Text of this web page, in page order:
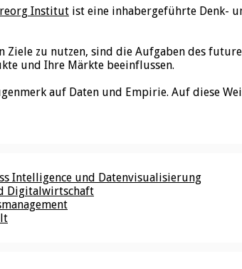
Institut ist eine inhabergeführte Denk-
Ziele zu nutzen, sind die Aufgaben des
und Ihre Märkte beeinflussen.
auf Daten und Empirie. Auf diese
Intelligence und Datenvisualisierung
Digitalwirtschaft